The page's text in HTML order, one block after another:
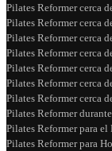
Pilates Reformer cerca
Pilates Reformer cerca
Pilates Reformer cerca
Pilates Reformer cerca
Pilates Reformer cerca
Pilates Reformer cerca
Pilates Reformer cerca
Pilates Reformer
Pilates Reformer para el
Pilates Reformer para